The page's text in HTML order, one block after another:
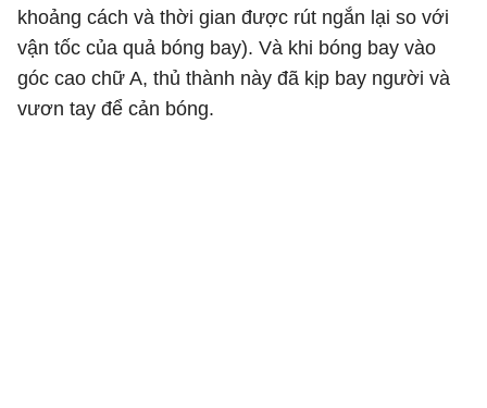
khoảng cách và thời gian được rút ngắn lại so với
vận tốc của quả bóng bay). Và khi bóng bay vào
góc cao chữ A, thủ thành này đã kịp bay người và
vươn tay để cản bóng.